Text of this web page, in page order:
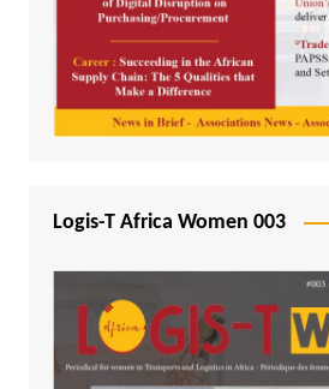
Logis-T Africa Women 003